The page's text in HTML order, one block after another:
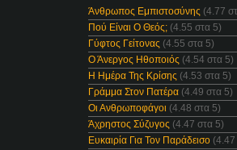
Άνθρωπος Εμπιστοσύνης (4.77
Πού Είναι Ο Θεός; (4.55 στα 5)
Γύφτος Γείτονας (4.55 στα 5)
Ο Άνεργος Ηθοποιός (4.54 στα 5)
Η Ημέρα Της Κρίσης (4.53 στα 5)
Γράμμα Στον Πατέρα (4.49 στα 5)
Οι Ανθρωποφάγοι (4.48 στα 5)
Άχρηστος Σύζυγος (4.47 στα 5)
Ευκαιρία Για Τον Παράδεισο (4.47